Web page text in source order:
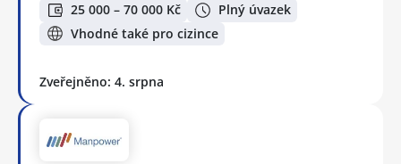
25 000 – 70 000 Kč
Plný úvazek
Vhodné také pro cizince
Zveřejněno: 4. srpna